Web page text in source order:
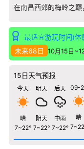
最适宜游玩时间(
未来68日
10月15日
15日天气预报
今天
晴
7~22°
明天
阴天
7~22°
后天
中雨
7~22°
09-
晴